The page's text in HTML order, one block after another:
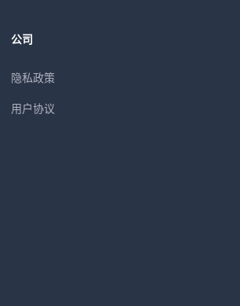
公司
隐私政策
用户协议